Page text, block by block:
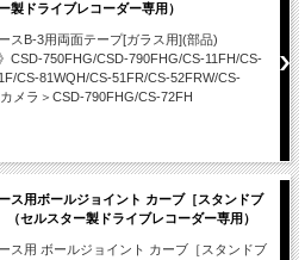
製ドライブレコーダー専用）
スB-3用両面テープ[ガラス用](部品)
》CSD-750FHG/CSD-790FHG/CS-11FH/CS-
CS-81WQH/CS-51FR/CS-52FRW/CS-
メラ＞CSD-790FHG/CS-72FH
ス用ボールジョイント カーブ［スタンドブ
（セルスター製ドライブレコーダー専用）
ス用 ボールジョイント カーブ［スタンドブ